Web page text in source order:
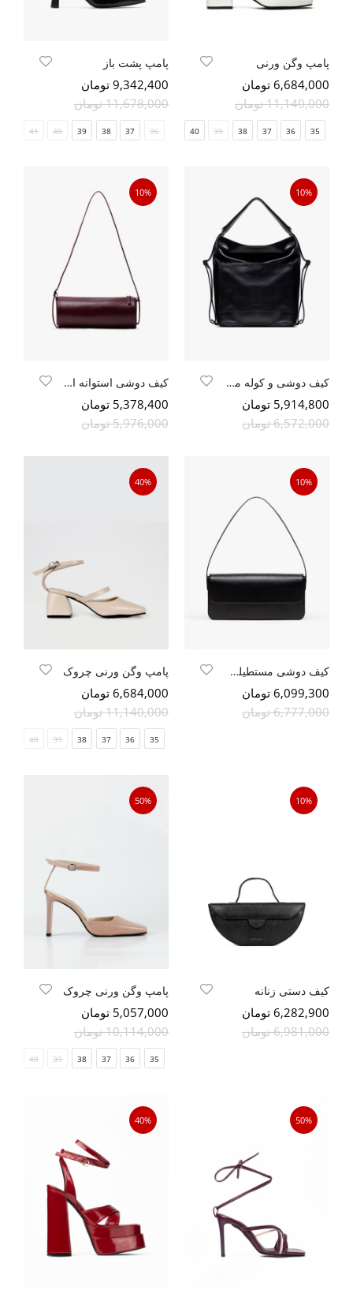
پامپ وگن ورنی
6,684,000 تومان
11,140,000 تومان
35
36
37
38
39
40
پامپ پشت باز
9,342,400 تومان
11,678,000 تومان
36
37
38
39
40
41
10%
کیف دوشی و کوله مشکی فلوتری
5,914,800 تومان
6,572,000 تومان
10%
کیف دوشی استوانه ایی
5,378,400 تومان
5,976,000 تومان
10%
کیف دوشی مستطیلی مگنتی
6,099,300 تومان
6,777,000 تومان
40%
پامپ وگن ورنی چروک
6,684,000 تومان
11,140,000 تومان
35
36
37
38
39
40
10%
کیف دستی زنانه
6,282,900 تومان
6,981,000 تومان
50%
پامپ وگن ورنی چروک
5,057,000 تومان
10,114,000 تومان
35
36
37
38
39
40
50%
40%